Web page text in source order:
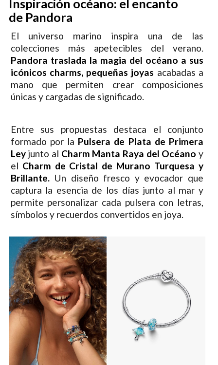
Inspiración océano: el encanto
de Pandora
El universo marino inspira una de las
colecciones más apetecibles del verano.
Pandora traslada la magia del océano a sus
icónicos charms, pequeñas joyas acabadas a
mano que permiten crear composiciones
únicas y cargadas de significado.
Entre sus propuestas destaca el conjunto
formado por la Pulsera de Plata de Primera
Leyjunto al Charm Manta Raya del Océano y
el Charm de Cristal de Murano Turquesa y
Brillante.Un diseño fresco y evocador que
captura la esencia de los días junto al mar y
permite personalizar cada pulsera con letras,
símbolos y recuerdos convertidos en joya.